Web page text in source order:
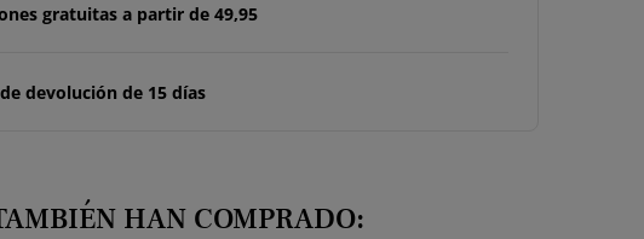
gratuitas a partir de 49,95
devolución de 15 días
HAN COMPRADO: